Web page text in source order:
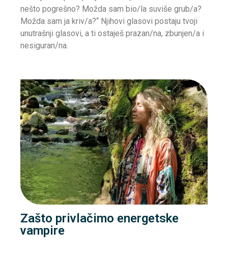
nešto pogrešno? Možda sam bio/la suviše grub/a?
Možda sam ja kriv/a?“ Njihovi glasovi postaju tvoji
unutrašnji glasovi, a ti ostaješ prazan/na, zbunjen/a i
nesiguran/na.
Zašto privlačimo energetske
vampire